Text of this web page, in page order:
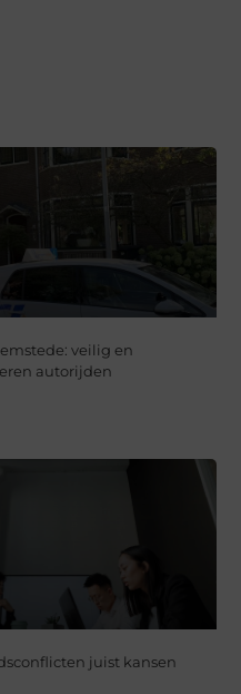
veilig en
autorijden
juist kansen